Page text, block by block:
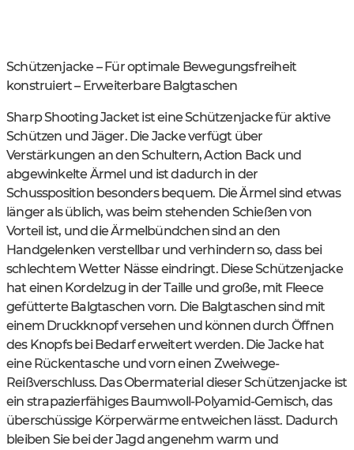
Schützenjacke – Für optimale Bewegungsfreiheit
konstruiert – Erweiterbare Balgtaschen
Sharp Shooting Jacket ist eine Schützenjacke für aktive
Schützen und Jäger. Die Jacke verfügt über
Verstärkungen an den Schultern, Action Back und
abgewinkelte Ärmel und ist dadurch in der
Schussposition besonders bequem. Die Ärmel sind etwas
länger als üblich, was beim stehenden Schießen von
Vorteil ist, und die Ärmelbündchen sind an den
Handgelenken verstellbar und verhindern so, dass bei
schlechtem Wetter Nässe eindringt. Diese Schützenjacke
hat einen Kordelzug in der Taille und große, mit Fleece
gefütterte Balgtaschen vorn. Die Balgtaschen sind mit
einem Druckknopf versehen und können durch Öffnen
des Knopfs bei Bedarf erweitert werden. Die Jacke hat
eine Rückentasche und vorn einen Zweiwege-
Reißverschluss. Das Obermaterial dieser Schützenjacke ist
ein strapazierfähiges Baumwoll-Polyamid-Gemisch, das
überschüssige Körperwärme entweichen lässt. Dadurch
bleiben Sie bei der Jagd angenehm warm und